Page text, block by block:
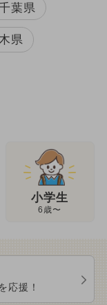
葉県
県
小学生
6歳〜
応援！